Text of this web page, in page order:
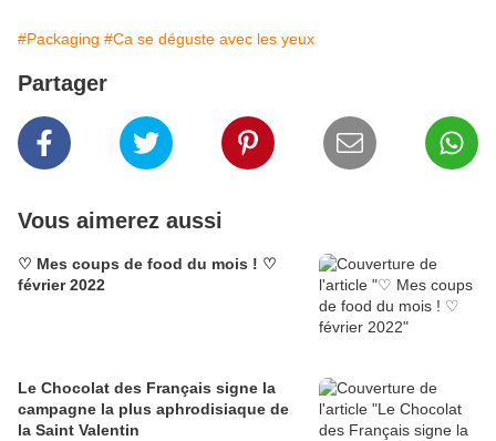
#Packaging #Ca se déguste avec les yeux
Partager
Vous aimerez aussi
♡ Mes coups de food du mois ! ♡
février 2022
Le Chocolat des Français signe la
campagne la plus aphrodisiaque de
la Saint Valentin